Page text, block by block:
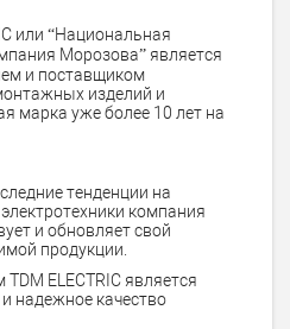
или “Национальная
Морозова” является
и поставщиком
изделий и
марка уже более 10 лет на
тенденции на
компания
и обновляет свой
продукции.
ELECTRIC является
надежное качество